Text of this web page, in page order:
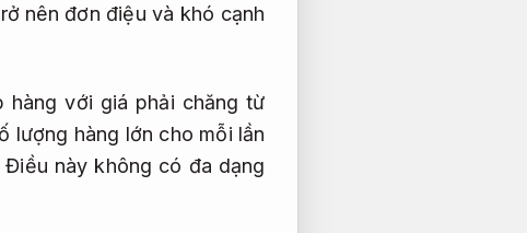
nên đơn điệu và khó cạnh
hàng với giá phải chăng từ
lượng hàng lớn cho mỗi lần
Điều này không có đa dạng